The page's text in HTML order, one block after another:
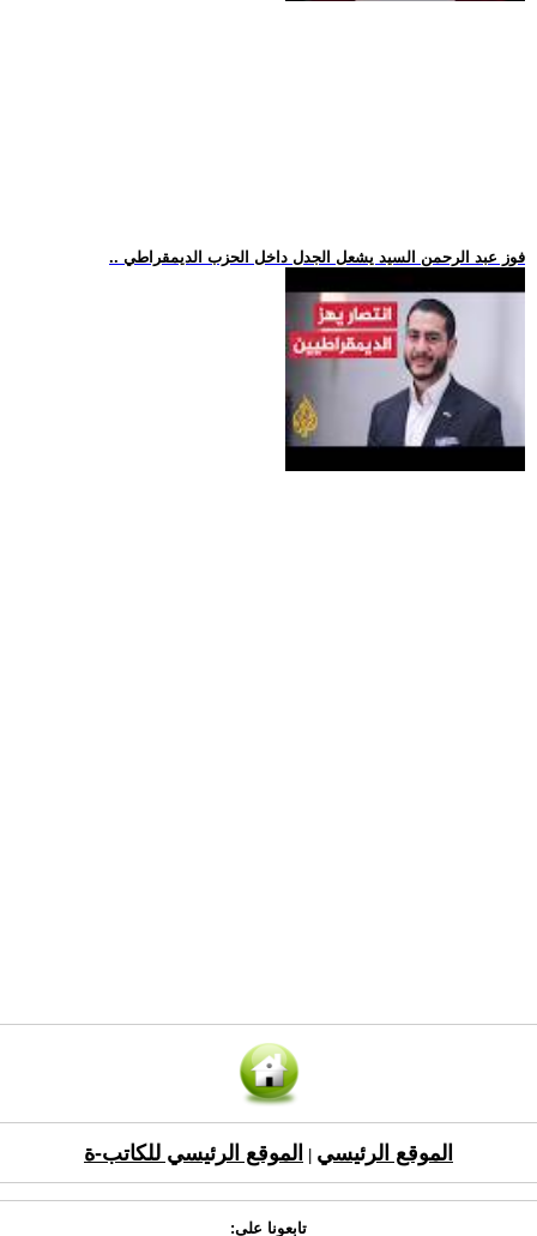
.. فوز عبد الرحمن السيد يشعل الجدل داخل الحزب الديمقراطي
الموقع الرئيسي الموقع الرئيسي للكاتب-ة
تابعونا على: